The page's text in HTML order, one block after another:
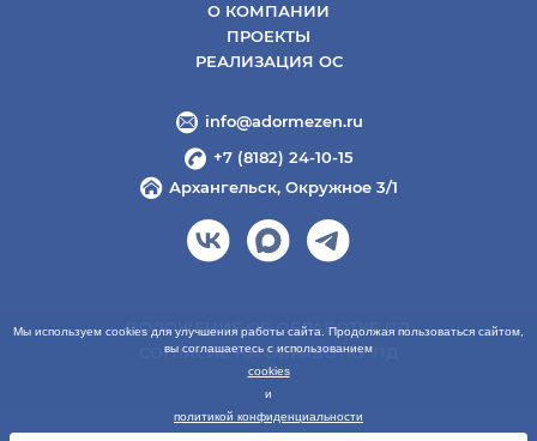
О КОМПАНИИ
ПРОЕКТЫ
РЕАЛИЗАЦИЯ ОС
info@adormezen.ru
+7 (8182) 24-10-15
Архангельск, Окружное 3/1
ПОЛОЖЕНИЕ ОБ ОБРАБОТКЕ ПД
СОГЛАСИЕ НА ОБРАБОТКУ ПД
Мы используем cookies для улучшения работы сайта. Продолжая пользоваться сайтом,
вы соглашаетесь с использованием
cookies
и
политикой конфиденциальности